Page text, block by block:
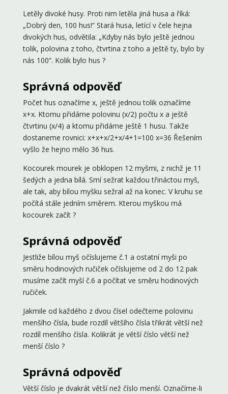
Letěly divoké husy. Proti nim letěla jiná husa a říká:
„Dobrý den, 100 hus!“ Stará husa, letící v čele hejna
divokých hus, odvětila: „Kdyby nás bylo ještě jednou
tolik, polovina z toho, čtvrtina z toho a ještě ty, bylo by
nás 100“. Kolik bylo hus ?
Správná odpověď
Počet hus označíme x, ještě jednou tolik označíme
x+x. Ktomu přidáme polovinu (x/2) počtu x a ještě
čtvrtinu (x/4) a ktomu přidáme ještě 1 husu. Takže
dostaneme rovnici: x+x+x/2+x/4+1=100 x=36 Řešením
vyšlo že hejno mělo 36 hus.
Kocourek mourek je obklopen 12 myšmi, z nichž je 11
šedých a jedna bílá. Smí sežrat každou třináctou myš,
ale tak, aby bílou myšku sežral až na konec. V kruhu se
počítá stále jedním směrem. Kterou myškou má
kocourek začít ?
Správná odpověď
Jestliže bílou myš očíslujeme č.1 a ostatní myši po
směru hodinových ručiček očíslujeme od 2 do 12 pak
musíme začít myší č.6 a počítat ve směru hodinových
ručiček.
Jakmile od každého z dvou čísel odečteme polovinu
menšího čísla, bude rozdíl většího čísla třikrát větší než
rozdíl menšího čísla. Kolikrát je větší číslo větší než
menší číslo ?
Správná odpověď
Větší číslo je dvakrát větší než číslo menší. Označíme-li